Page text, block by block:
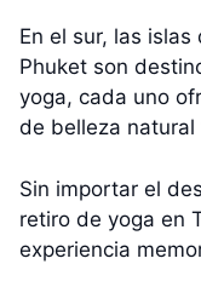
En el sur, las islas
Phuket son
yoga, cada uno
de belleza
Sin importar el
retiro de yoga en
experiencia